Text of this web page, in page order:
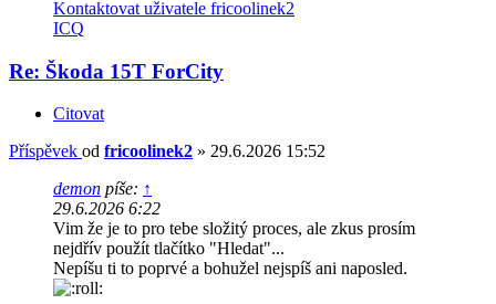
Kontaktovat uživatele fricoolinek2
ICQ
Re: Škoda 15T ForCity
Citovat
Příspěvek od fricoolinek2 » 29.6.2026 15:52
demon píše: ↑
29.6.2026 6:22
Vim že je to pro tebe složitý proces, ale zkus prosím
nejdřív použít tlačítko "Hledat"...
Nepíšu ti to poprvé a bohužel nejspíš ani naposled.